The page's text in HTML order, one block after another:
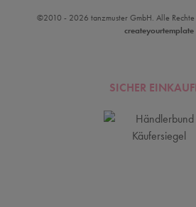
©2010 - 2026 tanzmuster GmbH. Alle
createyourtemplate
SICHER